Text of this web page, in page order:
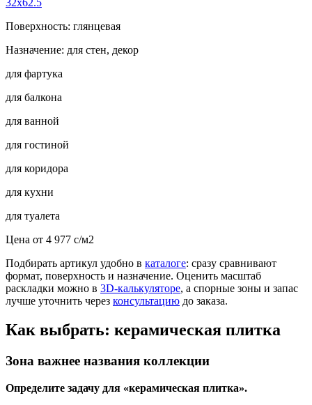
Поверхность: глянцевая
Назначение: для стен, декор
для фартука
для балкона
для ванной
для гостиной
для коридора
для кухни
для туалета
Цена от 4 977 c/м2
Подбирать артикул удобно в каталоге: сразу сравнивают
формат, поверхность и назначение. Оценить масштаб
раскладки можно в 3D-калькуляторе, а спорные зоны и запас
лучше уточнить через консультацию до заказа.
Как выбрать: керамическая плитка
Зона важнее названия коллекции
Определите задачу для «керамическая плитка».